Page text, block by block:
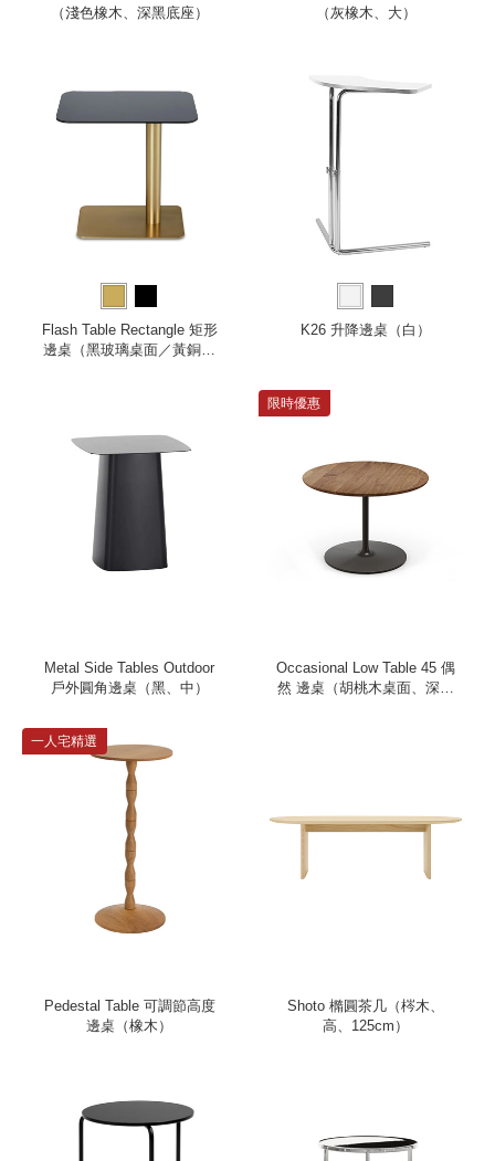
（淺色橡木、深黑底座）
（灰橡木、大）
Flash Table Rectangle 矩形
邊桌（黑玻璃桌面／黃銅桌
K26 升降邊桌（白）
Metal Side Tables Outdoor
戶外圓角邊桌（黑、中）
限時優惠
Occasional Low Table 45 偶
然 邊桌（胡桃木桌面、深棕
一人宅精選
Pedestal Table 可調節高度
邊桌（橡木）
Shoto 橢圓茶几（梣木、
高、125cm）